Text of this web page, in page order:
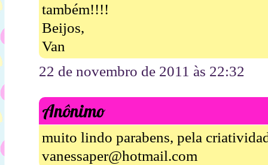
também!!!!
Beijos,
Van
22 de novembro de 2011 às 22:32
Anônimo
muito lindo parabens, pela
vanessaper@hotmail.com